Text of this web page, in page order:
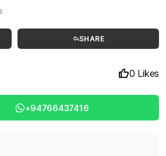
SHARE
0 Likes
+94766437416